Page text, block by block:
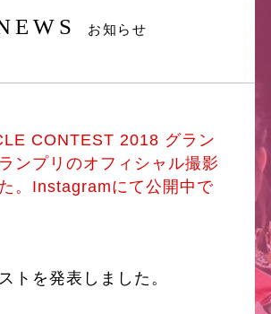
お知らせ
CONTEST 2018 グラン
ンプリのオフィシャル撮影
。Instagramにて公開中で
トを発表しました。